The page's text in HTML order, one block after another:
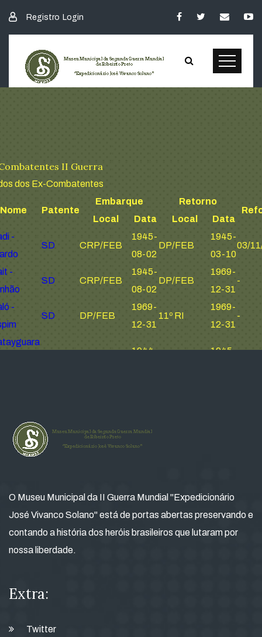
Registro Login
O Museu Municipal da II Guerra Mundial "Expedicionário
José Vivanco Solano" está de portas abertas preservando e
contando a história dos heróis brasileiros que lutaram por
nossa liberdade.
Extra:
Twitter